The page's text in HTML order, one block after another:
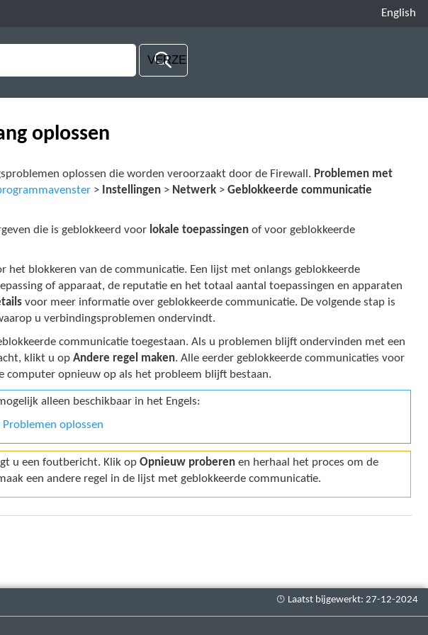
English
oplossen
oplossen die worden veroorzaakt door de Firewall. Problemen met
> Instellingen > Netwerk >Geblokkeerde communicatie
die is geblokkeerd voor lokale toepassingen of voor geblokkeerde
het blokkeren van de communicatie. Een lijst met onlangs geblokkeerde
of apparaat, de reputatie en het totaal aantal toepassingen en apparaten
voor meer informatie over geblokkeerde communicatie. De volgende stap is
u verbindingsproblemen ondervindt.
communicatie toegestaan. Als u problemen blijft ondervinden met een
klikt u opAndere regel maken. Alle eerder geblokkeerde communicaties voor
computer opnieuw op als het probleem blijft bestaan.
alleen beschikbaar in het Engels:
oplossen
u een foutbericht. Klik opOpnieuw proberen en herhaal het proces om de
een andere regel in de lijst met geblokkeerde communicatie.